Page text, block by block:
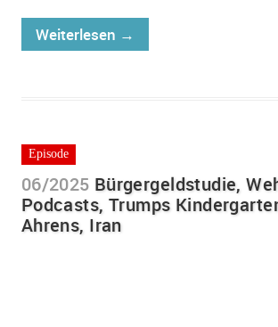
Weiterlesen →
Episode
06/2025 Bürgergeldstudie,
Podcasts, Trumps
Ahrens, Iran